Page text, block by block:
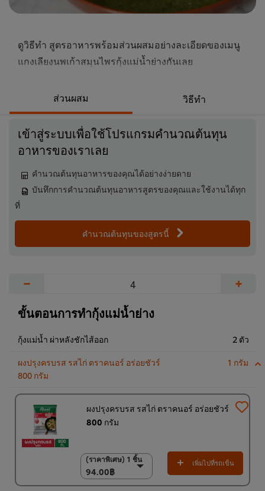
ดูวิธีทำ สูตรอาหารพร้อมส่วนผสมอย่างละเอียดของเมนู
แกงเลียงนพเก้าสมุนไพรกุ้งแม่น้ำย่างกันเลย
ส่วนผสม วิธีทำ
เข้าสู่ระบบเพื่อใช้โปรแกรมคำนวณต้นทุน
อาหารของเราเลย
คำนวณต้นทุนอาหารของคุณได้อย่างง่ายดาย
บันทึกการคำนวณต้นทุนอาหารสูตรของคุณและใช้งานได้ทุก
ที่
คำนวณต้นทุนของสูตรนี้
− +
ขั้นตอนการทำกุ้งแม่น้ำย่าง
กุ้งแม่น้ำ ผ่าหลังชักไส้ออก 2 ตัว
ผงปรุงครบรส รสไก่ ตราคนอร์ อร่อยชัวร์
800 กรัม
1 กรัม
ผงปรุงครบรส รสไก่ ตราคนอร์ อร่อยชัวร์
800 กรัม
(ราคาพิเศษ) 1 ชิ้น
94.00฿
(ราคาพิเศษ) 1 ชิ้น
94.00฿
(ราคาพิเศษ) แพ็ค 10
เพิ่มไปที่รถเข็น